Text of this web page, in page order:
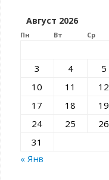
Август 2026
Пн Вт Ср
« Янв
3
4 5
10
11 12
17
18 19
24
25 26
31